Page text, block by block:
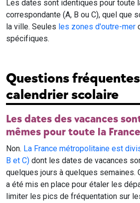
Les dates sont identiques pour toute
correspondante (A, B ou C), quel que
la ville. Seules les zones d'outre-mer
spécifiques.
Questions
calendrier scolaire
Les dates des vacances
mêmes pour toute la
Non. La France métropolitaine est
B et C) dont les dates de vacances
quelques jours à quelques semaines.
a été mis en place pour étaler les
limiter les pics de fréquentation sur